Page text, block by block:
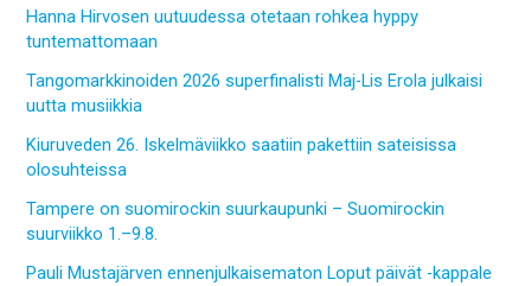
Hanna Hirvosen uutuudessa otetaan rohkea hyppy
tuntemattomaan
Tangomarkkinoiden 2026 superfinalisti Maj-Lis Erola julkaisi
uutta musiikkia
Kiuruveden 26. Iskelmäviikko saatiin pakettiin sateisissa
olosuhteissa
Tampere on suomirockin suurkaupunki – Suomirockin
suurviikko 1.–9.8.
Pauli Mustajärven ennenjulkaisematon Loput päivät -kappale